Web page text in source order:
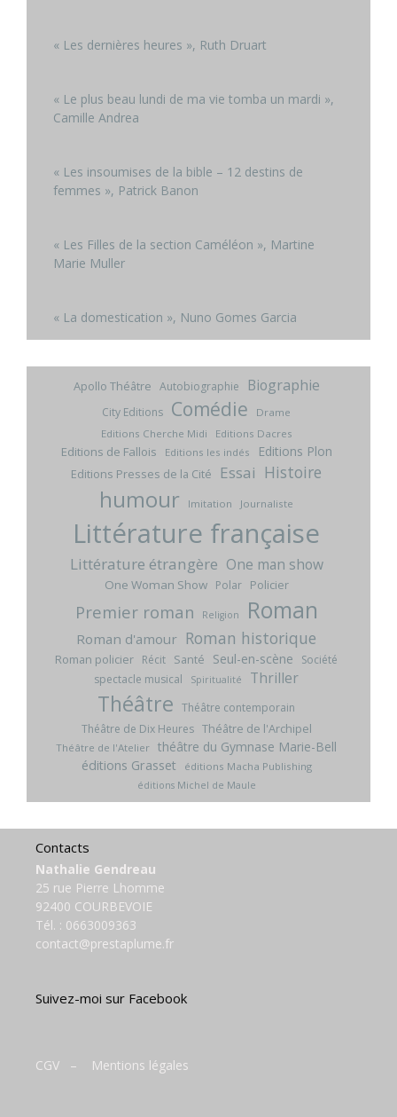
« Les dernières heures », Ruth Druart
« Le plus beau lundi de ma vie tomba un mardi »,
Camille Andrea
« Les insoumises de la bible – 12 destins de
femmes », Patrick Banon
« Les Filles de la section Caméléon », Martine
Marie Muller
« La domestication », Nuno Gomes Garcia
Apollo Théâtre Autobiographie Biographie
City Editions Comédie
Drame
Editions Cherche Midi
Editions Dacres
Editions de Fallois Editions les indés Editions Plon
Editions Presses de la Cité Essai Histoire
humour Imitation Journaliste
Littérature française
Littérature étrangère One man show
One Woman Show Polar Policier
Premier roman Religion Roman
Roman d'amour Roman historique
Roman policier Récit Santé Seul-en-scène
Société
spectacle musical
Spiritualité Thriller
Théâtre Théâtre contemporain
Théâtre de Dix Heures Théâtre de l'Archipel
Théâtre de l'Atelier théâtre du Gymnase Marie-Bell
éditions Grasset
éditions Macha Publishing
éditions Michel de Maule
Contacts
Nathalie Gendreau
25 rue Pierre Lhomme
92400 COURBEVOIE
Tél. : 0663009363
contact@prestaplume.fr
Suivez-moi sur Facebook
CGV – Mentions légales